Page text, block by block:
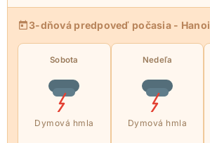
3-dňová predpoveď počasia - Hanoi
Sobota
Dymová hmla
Nedeľa
Dymová hmla